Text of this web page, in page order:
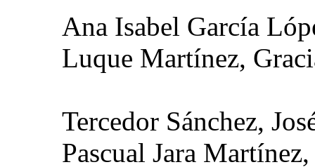
Ana Isabel García
Luque Martínez,
Tercedor Sánchez,
Pascual Jara